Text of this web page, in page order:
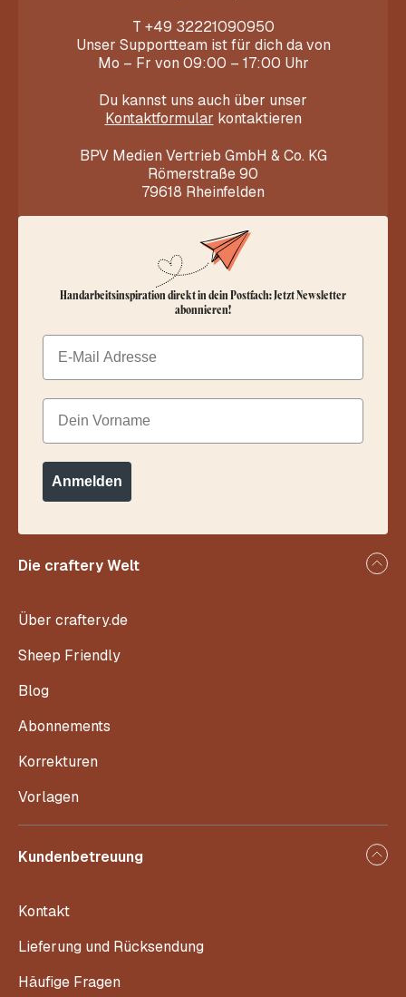
T +49 32221090950
Unser Supportteam ist für dich da von
Mo – Fr von 09:00 – 17:00 Uhr
Du kannst uns auch über unser
Kontaktformular kontaktieren
BPV Medien Vertrieb GmbH & Co. KG
Römerstraße 90
79618 Rheinfelden
Die craftery Welt
Über craftery.de
Sheep Friendly
Blog
Abonnements
Korrekturen
Vorlagen
Kundenbetreuung
Kontakt
Lieferung und Rücksendung
Häufige Fragen
Handarbeitsinspiration direkt in dein Postfach: Jetzt Newsletter
abonnieren!
Email
Dein Vorname
Anmelden